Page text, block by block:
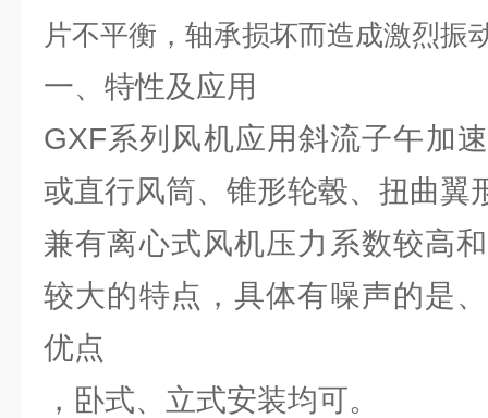
片不平衡，轴承损坏而造成激烈振
一、特性及应用
GXF系列风机应用斜流子午加
或直行风筒、锥形轮毂、扭曲翼
兼有离心式风机压力系数较高
较大的特点，具体有噪声的是
优点
，卧式、立式安装均可。